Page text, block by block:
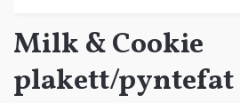
Milk & Cookie
plakett/pyntefat